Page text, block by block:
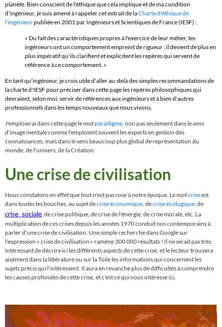
planète. Bien conscient de l'éthique que cela implique et de ma condition
d'ingénieur, je suis amené à rappeler cet extrait de laCharte d'éthique de
l'ingénieurpubliée en 2001 par Ingénieurs et Scientiques de France (IESF) :
« Du fait des caractéristiques propres à l'exercice de leur métier, les
ingénieurs ont un comportement empreint de rigueur ; il devient de plus en
plus impératif qu'ils clarifient et explicitent les repères qui servent de
référence à ce comportement. »
En tant qu'ingénieur, je crois utile d'aller au-delà des simples recommandations de
la charte d'IESF pour préciser dans cette page les repères philosophiques qui
devraient, selon moi, servir de références aux ingénieurs et à bien d'autres
professionnels dans les temps nouveaux que nous vivons.
J'emploierai dans cette page le motparadigme, non pas seulement dans le sens
d'image mentale comme l'emploient souvent les experts en gestion des
connaissances, mais dans le sens beaucoup plus global de représentation du
monde, de l'univers, de la Création.
Une crise de civilisation
Nous constatons en effet que tout n'est pas rose à notre époque. Le motcriseest
dans toutes les bouches, au sujet decrise économique, decrise écologique, de
crise_sociale, de crise politique, decrise de l'énergie, de crise morale, etc. La
multiplication de ces crises depuis les années 1970 conduit nos contemporains à
parler d'une crise de civilisation. Une simple recherche dans Google sur
l'expression « crise de civilisation » ramène 300 000 résultats ! Il ne serait pas très
intéressant de décrire ici les différents aspects de cette crise, et le lecteur trouvera
aisément dans la littérature ou sur la Toile les informations qui concernent les
sujets précis qui l'intéressent. Il aura en revanche plus de difficultés à comprendre
les causes profondes de cette crise, et c'est ce qui nous intéresse ici.